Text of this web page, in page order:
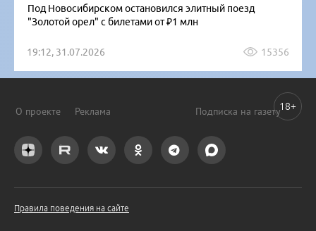
Под Новосибирском остановился элитный поезд
"Золотой орел" с билетами от ₽1 млн
19:12, 31.07.2026 15356
О проекте Реклама Подписка на газету
Правила поведения на сайте
18+